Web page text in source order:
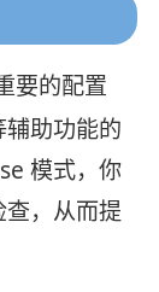
要的配置
助功能的
模式，你
，从而提